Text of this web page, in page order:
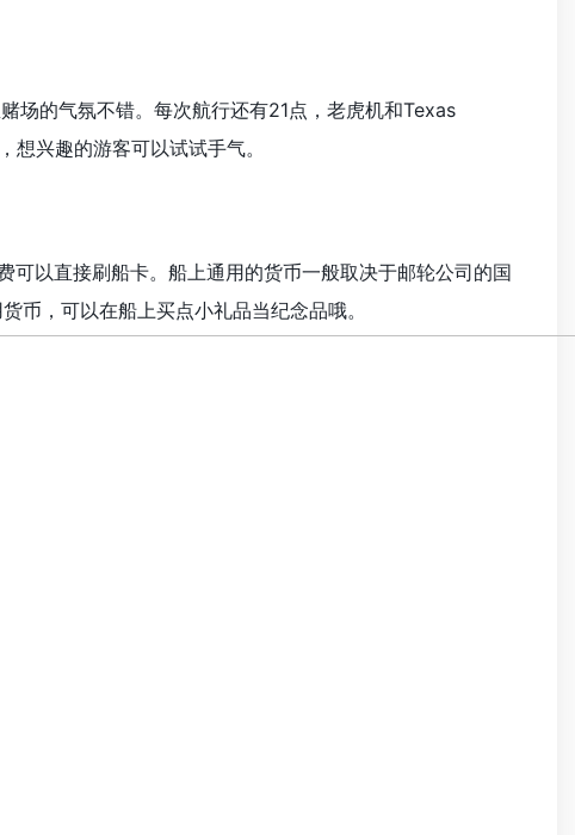
场的气氛不错。每次航行还有21点，老虎机和Texas
兴趣的游客可以试试手气。
以直接刷船卡。船上通用的货币一般取决于邮轮公司的国
币，可以在船上买点小礼品当纪念品哦。